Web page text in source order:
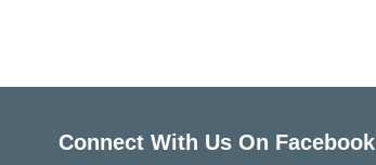
Connect With Us On Facebook